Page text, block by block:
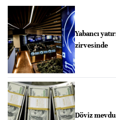
Yabancı
zirvesinde
Döviz